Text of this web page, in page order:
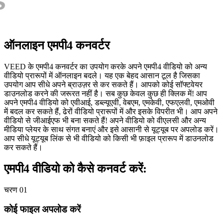
ऑनलाइन एमपी4 कनवर्टर
VEED के एमपी4 कनवर्टर का उपयोग करके अपने एमपी4 वीडियो को अन्य
वीडियो प्रारूपों में ऑनलाइन बदले। यह एक बेहद आसान टूल है जिसका
उपयोग आप सीधे अपने ब्राउज़र से कर सकते हैं। आपको कोई सॉफ्टवेयर
डाउनलोड करने की जरूरत नहीं है। सब कुछ केवल कुछ ही क्लिक में! आप
अपने एमपी4 वीडियो को एवीआई, डब्ल्यूएवी, वेबएम, एमकेवी, एफएलवी, एमओवी
में बदल कर सकते हैं, ढेरों वीडियो प्रारूपों में और इसके विपरीत भी। आप अपने
वीडियो से जीआईएफ भी बना सकते हैं! अपने वीडियो को वीएलसी और अन्य
मीडिया प्लेयर के साथ संगत बनाएं और इसे आसानी से यूट्यूब पर अपलोड करें।
आप सीधे यूट्यूब लिंक से भी वीडियो को किसी भी फ़ाइल प्रारूप में डाउनलोड
कर सकते हैं।
एमपी4 वीडियो को कैसे कनवर्ट करें:
चरण 01
कोई फाइल अपलोड करें